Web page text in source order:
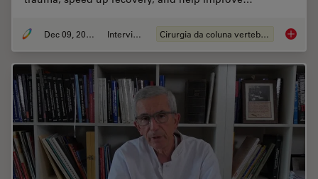
Dec 09, 2025 Interview Cirurgia da coluna vertebral